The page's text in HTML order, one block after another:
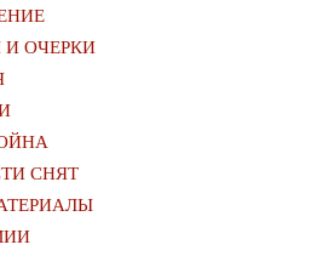
ОЧЕРКИ
СНЯТ